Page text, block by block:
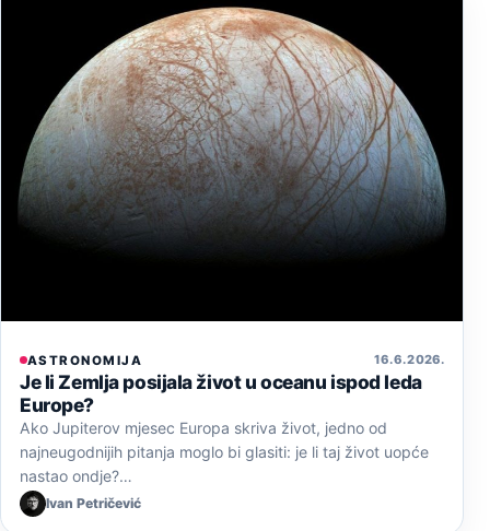
ASTRONOMIJA 16. 6. 2026.
Je li Zemlja posijala život u oceanu ispod leda
Europe?
Ako Jupiterov mjesec Europa skriva život, jedno od
najneugodnijih pitanja moglo bi glasiti: je li taj život uopće
nastao ondje?…
Ivan Petričević